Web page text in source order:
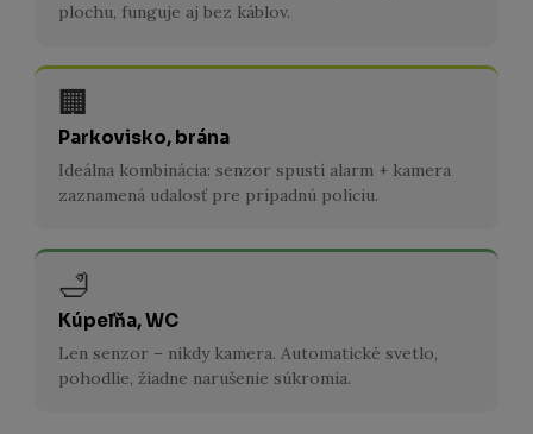
plochu, funguje aj bez káblov.
🏢
Parkovisko, brána
Ideálna kombinácia: senzor spustí alarm + kamera
zaznamená udalosť pre prípadnú políciu.
🛁
Kúpeľňa, WC
Len senzor – nikdy kamera. Automatické svetlo,
pohodlie, žiadne narušenie súkromia.